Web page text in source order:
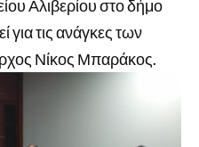
Αλιβερίου στο δήμο
για τις ανάγκες των
Νίκος Μπαράκος.